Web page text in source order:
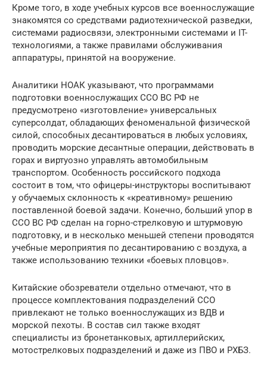
Кроме того, в ходе учебных курсов все военнослужащие
знакомятся со средствами радиотехнической разведки,
системами радиосвязи, электронными системами и IT-
технологиями, а также правилами обслуживания
аппаратуры, принятой на вооружение.
Аналитики НОАК указывают, что программами
подготовки военнослужащих ССО ВС РФ не
предусмотрено «изготовление» универсальных
суперсолдат, обладающих феноменальной физической
силой, способных десантироваться в любых условиях,
проводить морские десантные операции, действовать в
горах и виртуозно управлять автомобильным
транспортом. Особенность российского подхода
состоит в том, что офицеры-инструкторы воспитывают
у обучаемых склонность к «креативному» решению
поставленной боевой задачи. Конечно, больший упор в
ССО ВС РФ сделан на горно-стрелковую и штурмовую
подготовку, и в несколько меньшей степени проводятся
учебные мероприятия по десантированию с воздуха, а
также использованию техники «боевых пловцов».
Китайские обозреватели отдельно отмечают, что в
процессе комплектования подразделений ССО
привлекают не только военнослужащих из ВДВ и
морской пехоты. В состав сил также входят
специалисты из бронетанковых, артиллерийских,
мотострелковых подразделений и даже из ПВО и РХБЗ.